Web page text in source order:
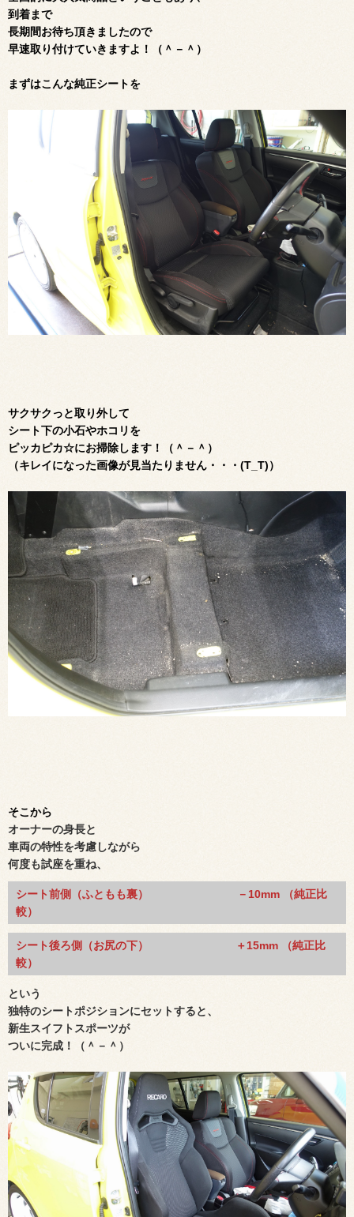
到着まで
長期間お待ち頂きましたので
早速取り付けていきますよ！（＾－＾）
まずはこんな純正シートを
サクサクっと取り外して
シート下の小石やホコリを
ピッカピカ☆にお掃除します！（＾－＾）
（キレイになった画像が見当たりません・・・(T_T)）
そこから
オーナーの身長と
車両の特性を考慮しながら
何度も試座を重ね、
シート前側（ふともも裏） －10mm （純正比
較）
シート後ろ側（お尻の下） ＋15mm
（純正比
較）
という
独特のシートポジションにセットすると、
新生スイフトスポーツが
ついに完成！（＾－＾）